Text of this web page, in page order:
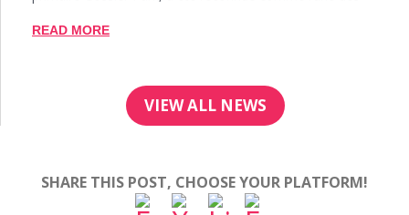
READ MORE
VIEW ALL NEWS
SHARE THIS POST, CHOOSE YOUR PLATFORM!